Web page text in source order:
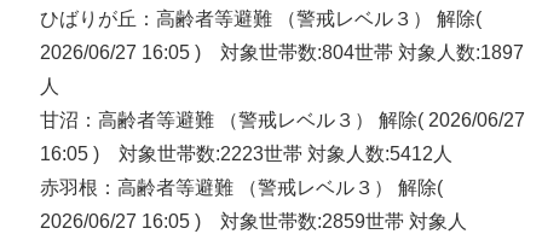
ひばりが丘：高齢者等避難 （警戒レベル３） 解除(
2026/06/27 16:05 ) 対象世帯数:804世帯 対象人数:1897
人
甘沼：高齢者等避難 （警戒レベル３） 解除( 2026/06/27
16:05 ) 対象世帯数:2223世帯 対象人数:5412人
赤羽根：高齢者等避難 （警戒レベル３） 解除(
2026/06/27 16:05 ) 対象世帯数:2859世帯 対象人